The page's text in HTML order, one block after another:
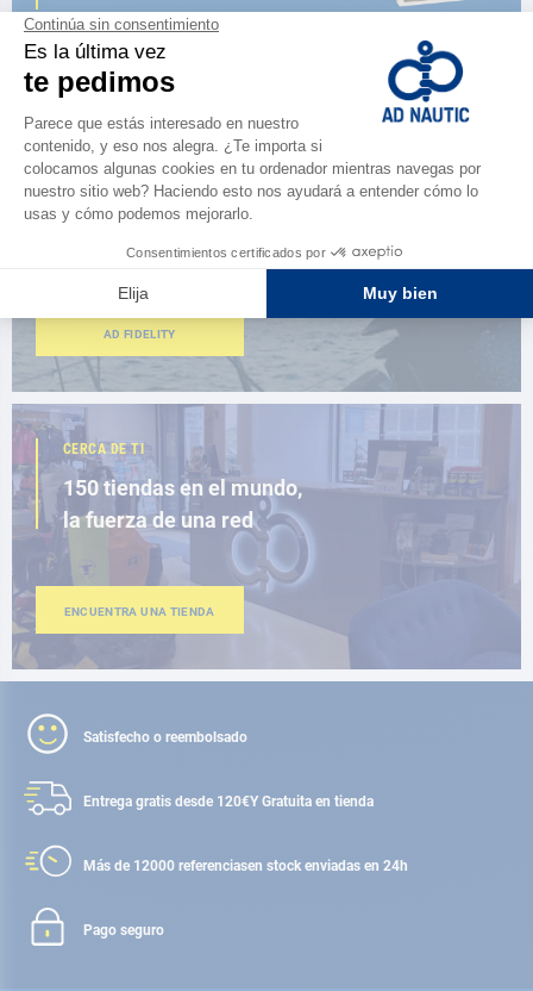
NAVEGAR POR EL CATÁLOGO
ESPACIO FIDELIDAD
¿Eres apasionado?
Benefíciate de ventajas exclusivas
AD FIDELITY
CERCA DE TI
150 tiendas en el mundo,
la fuerza de una red
ENCUENTRA UNA TIENDA
Satisfecho o reembolsado
Entrega gratis desde 120€Y Gratuita en tienda
Más de 12000 referenciasen stock enviadas en 24h
Pago seguro